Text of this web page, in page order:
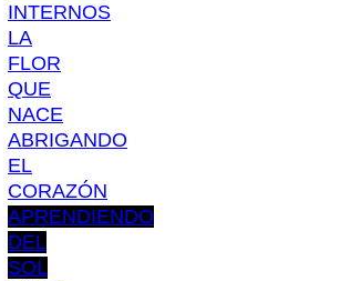
INTERNOS
LA
FLOR
QUE
NACE
ABRIGANDO
EL
CORAZÓN
APRENDIENDO
DEL
SOL